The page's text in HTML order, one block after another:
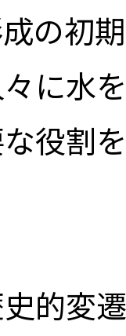
の初
に水
役割
的変